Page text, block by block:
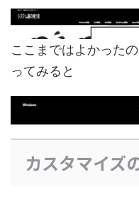
ここまではよかった
ってみると
カスタマイズ